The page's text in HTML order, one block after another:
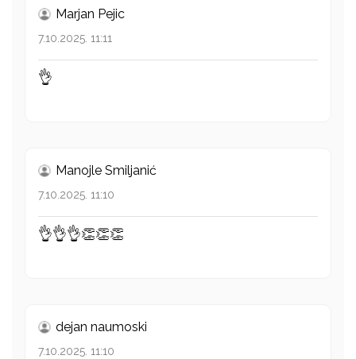
Marjan Pejic
7.10.2025. 11:11
👌
Manojle Smiljanić
7.10.2025. 11:10
👌👌👌👏👏👏
dejan naumoski
7.10.2025. 11:10